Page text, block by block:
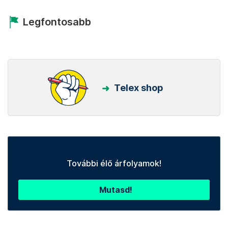
Legfontosabb
Telex shop
További élő árfolyamok!
Mutasd!